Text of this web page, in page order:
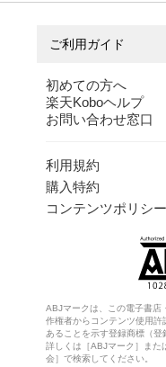
ご利用ガイド
初めての方へ
楽天Koboヘルプ
お問い合わせ窓口
利用規約
購入特約
コンテンツポリシー
ABJマークは、この電子書店
作権者からコンテンツ使用
あることを示す登録商標（
詳しくは［ABJマーク］また
会］で検索してください。